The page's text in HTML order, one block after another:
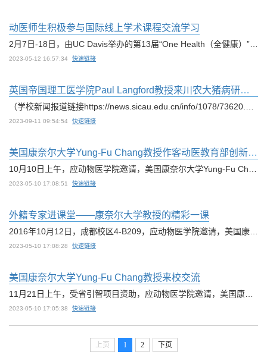
动医师生积极参与国际线上学术课程交流学习
2023-05-12 16:57:34 快速链接
英国帝国理工医学院Paul Langford教授来川农大猪病研究中心开展深度国际合作与学术交流
2023-09-11 09:54:54 快速链接
美国康奈尔大学Yung-Fu Chang教授作客动医教育部创新团队教授学术论坛
2023-05-10 17:08:51 快速链接
外籍专家进课堂——康奈尔大学教授的精彩一课
2023-05-10 17:08:28 快速链接
美国康奈尔大学Yung-Fu Chang教授来校交流
2023-05-10 17:05:38 快速链接
上页 1 2 下页